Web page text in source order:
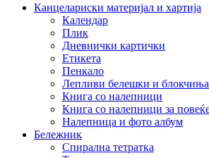
Канцелариски материјал и хартија
Календар
Плик
Дневнички картички
Етикета
Пенкало
Лепливи белешки и
Книга со налепници
Книга со налепници за
Налепница и фото албум
Бележник
Спирална тетратка